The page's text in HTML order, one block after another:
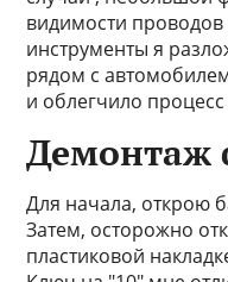
видимости проводов
инструменты я
рядом с
и облегчило
Демонтаж
Для начала, открою
Затем, осторожно
пластиковой